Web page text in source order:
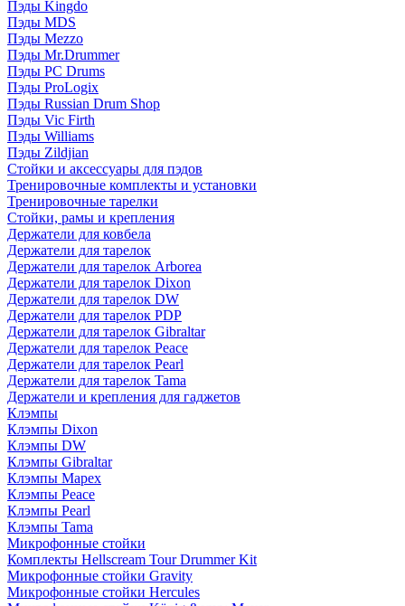
Пэды Kingdo
Пэды MDS
Пэды Mezzo
Пэды Mr.Drummer
Пэды PC Drums
Пэды ProLogix
Пэды Russian Drum Shop
Пэды Vic Firth
Пэды Williams
Пэды Zildjian
Стойки и аксессуары для пэдов
Тренировочные комплекты и установки
Тренировочные тарелки
Стойки, рамы и крепления
Держатели для ковбела
Держатели для тарелок
Держатели для тарелок Arborea
Держатели для тарелок Dixon
Держатели для тарелок DW
Держатели для тарелок PDP
Держатели для тарелок Gibraltar
Держатели для тарелок Peace
Держатели для тарелок Pearl
Держатели для тарелок Tama
Держатели и крепления для гаджетов
Клэмпы
Клэмпы Dixon
Клэмпы DW
Клэмпы Gibraltar
Клэмпы Mapex
Клэмпы Peace
Клэмпы Pearl
Клэмпы Tama
Микрофонные стойки
Комплекты Hellscream Tour Drummer Kit
Микрофонные стойки Gravity
Микрофонные стойки Hercules